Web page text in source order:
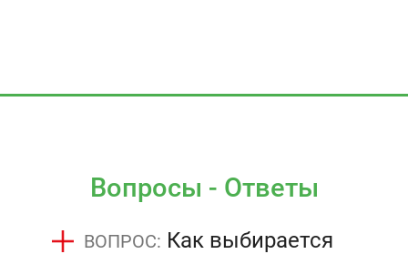
Вопросы - Ответы
Как выбирается